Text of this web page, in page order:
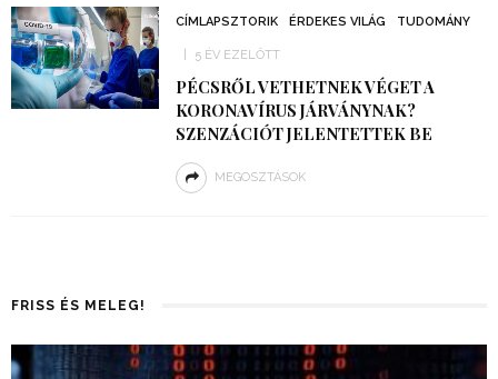
CÍMLAPSZTORIK ÉRDEKES VILÁG TUDOMÁNY
5 ÉV EZELŐTT
PÉCSRŐL VETHETNEK VÉGET A
KORONAVÍRUS JÁRVÁNYNAK?
SZENZÁCIÓT JELENTETTEK BE
MEGOSZTÁSOK
FRISS ÉS MELEG!